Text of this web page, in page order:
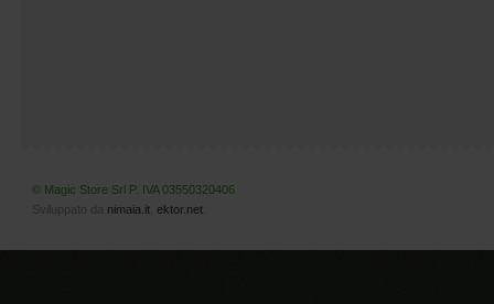
© Magic Store Srl P. IVA 03550320406
Sviluppato da nimaia.it ektor.net